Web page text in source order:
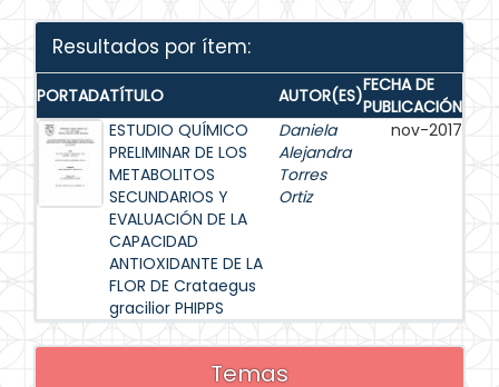
Resultados por ítem:
PORTADATÍTULO AUTOR(ES)FECHA DE
PUBLICACIÓN
ESTUDIO QUÍMICO
PRELIMINAR DE LOS
METABOLITOS
SECUNDARIOS Y
EVALUACIÓN DE LA
CAPACIDAD
ANTIOXIDANTE DE LA
FLOR DE Crataegus
gracilior PHIPPS
Daniela
Alejandra
Torres
Ortiz
nov-2017
Temas